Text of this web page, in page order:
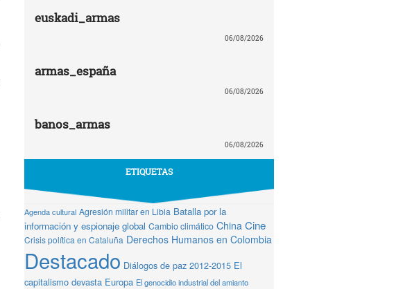
euskadi_armas
06/08/2026
armas_españa
06/08/2026
banos_armas
06/08/2026
ETIQUETAS
Agenda cultural Agresión militar en Libia Batalla por la
información y espionaje global Cambio climático China Cine
Crisis política en Cataluña Derechos Humanos en Colombia
Destacado Diálogos de paz 2012-2015 El
capitalismo devasta Europa El genocidio industrial del amianto